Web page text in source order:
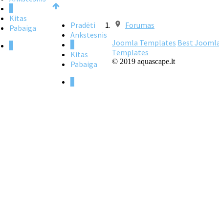
Kitas
Pabaiga
Pradėti
Ankstesnis
Kitas
Pabaiga
Forumas
Joomla Templates Best
Templates
© 2019 aquascape.lt